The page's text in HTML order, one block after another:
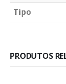
Tipo
PRODUTOS